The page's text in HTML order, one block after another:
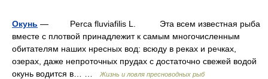
Окунь — Perca fluviafilis L. Эта всем известная рыба
вместе с плотвой принадлежит к самым многочисленным
обитателям наших нресных вод: всюду в реках и речках,
озерах, даже непроточных прудах с достаточно свежей водой
окунь водится в… …
Жизнь и ловля пресноводных рыб